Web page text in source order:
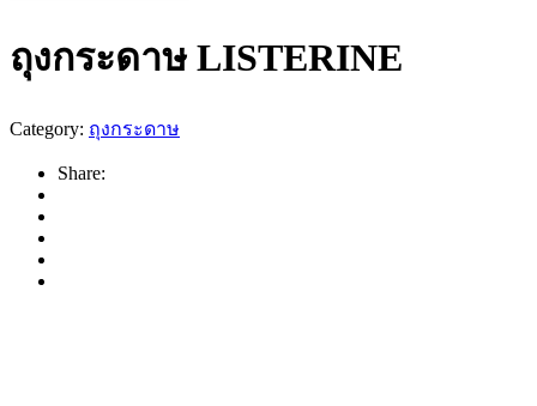
ถุงกระดาษ LISTERINE
Category: ถุงกระดาษ
Share: